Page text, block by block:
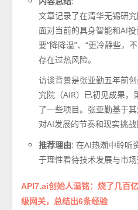
文章记录了在清华无锡研究
面对当前的具身智能和AI
要“降降温”、“更冷静些，
存在过热风险。
访谈背景是张亚勤五年前
究院（AIR）已初见成果
了一些项目。张亚勤基于
对AI发展的节奏和现实挑战
推荐理由: 在AI热潮中聆听
于理性看待技术发展与市场
API7.ai创始人温铭：烧了几百
级网关，总结出6条经验